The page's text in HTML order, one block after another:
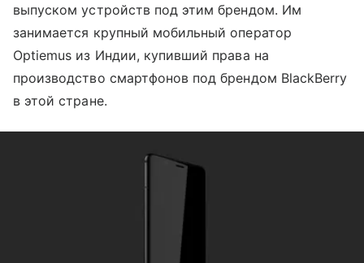
выпуском устройств под этим брендом. Им
занимается крупный мобильный оператор
Optiemus из Индии, купивший права на
производство смартфонов под брендом BlackBerry
в этой стране.